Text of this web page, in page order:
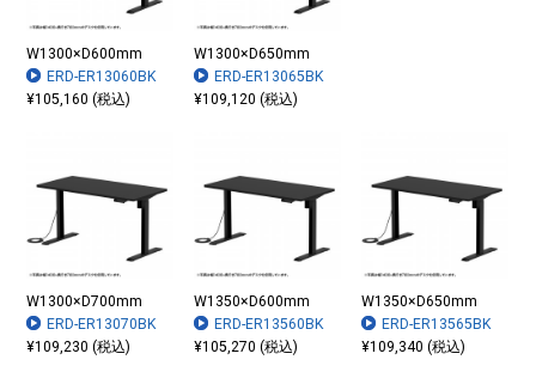
W1300×D600mm
ERD-ER13060BK
¥105,160 (税込)
W1300×D650mm
ERD-ER13065BK
¥109,120 (税込)
W1300×D700mm
ERD-ER13070BK
¥109,230 (税込)
W1350×D600mm
ERD-ER13560BK
¥105,270 (税込)
W1350×D650mm
ERD-ER13565BK
¥109,340 (税込)